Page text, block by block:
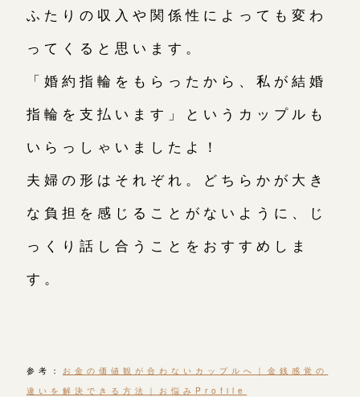
ふたりの収入や関係性によっても変わ
ってくると思います。
「婚約指輪をもらったから、私が結婚
指輪を支払います」というカップルも
いらっしゃいましたよ！
夫婦の形はそれぞれ。どちらかが大き
な負担を感じることがないように、じ
っくり話し合うことをおすすめしま
す。
参考： お金の価値観が合わないカップルへ｜金銭感覚の
違いを解決できる方法｜お悩みProfile